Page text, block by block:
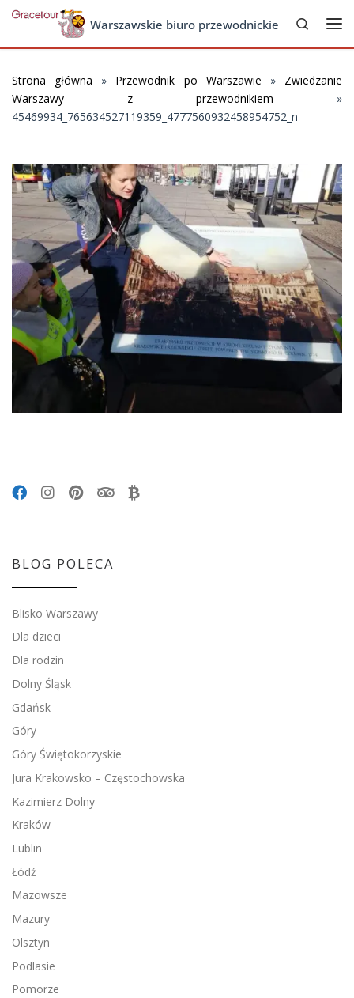
Skip to contentWarszawskie biuro przewodnickie
Search
Strona główna » Przewodnik po Warszawie » Zwiedzanie
Warszawy z przewodnikiem »
45469934_765634527119359_4777560932458954752_n
BLOG POLECA
Blisko Warszawy
Dla dzieci
Dla rodzin
Dolny Śląsk
Gdańsk
Góry
Góry Świętokorzyskie
Jura Krakowsko – Częstochowska
Kazimierz Dolny
Kraków
Lublin
Łódź
Mazowsze
Mazury
Olsztyn
Podlasie
Pomorze